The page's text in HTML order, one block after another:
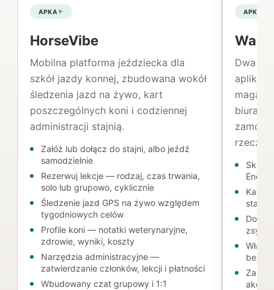
APKA
HorseVibe
Mobilna platforma jeździecka dla
szkół jazdy konnej, zbudowana wokół
śledzenia jazd na żywo, kart
poszczególnych koni i codziennej
administracji stajnią.
Załóż lub dołącz do stajni, albo jeźdź
samodzielnie
Rezerwuj lekcje — rodzaj, czas trwania,
solo lub grupowo, cyklicznie
Śledzenie jazd GPS na żywo względem
tygodniowych celów
Profile koni — notatki weterynaryjne,
zdrowie, wyniki, koszty
Narzędzia administracyjne —
zatwierdzanie członków, lekcji i płatności
Wbudowany czat grupowy i 1:1
APKA
Dwa
biura,
stanie
akcje